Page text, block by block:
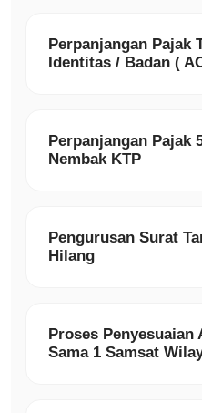
Perpanjangan Pajak
Identitas / Badan (
Perpanjangan Pajak
Nembak KTP
Pengurusan Surat
Hilang
Proses Penyesuaian
Sama 1 Samsat